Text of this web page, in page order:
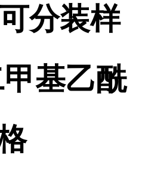
分装样
基乙酰